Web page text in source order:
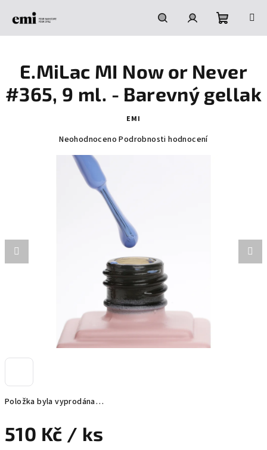
HledatPřihlášeníNákupní
košík
Položka byla vyprodána…
510 Kč / ks
E.MiLac MI Now or Never
#365, 9 ml. - Barevný gellak
EMI
Průměrné
produktu
Neohodnoceno Podrobnosti hodnocení